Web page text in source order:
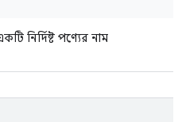
নির্দিষ্ট পণ্যের নাম